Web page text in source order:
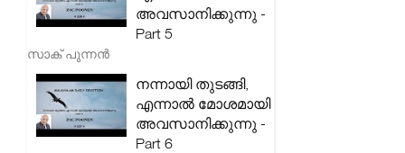
അവസാനിക്കുന്നു -
Part 5
സാക് പുന്നൻ
നന്നായി തുടങ്ങി,
എന്നാൽ മോശമായി
അവസാനിക്കുന്നു -
Part 6